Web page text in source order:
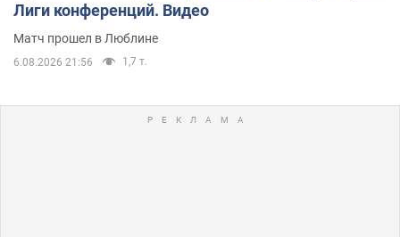
Лиги конференций. Видео
Матч прошел в Люблине
6.08.2026 21:56 1,7 т.